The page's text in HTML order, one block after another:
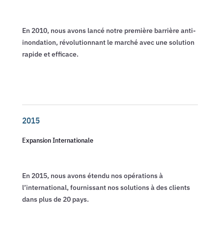
En 2010, nous avons lancé notre première barrière anti-
inondation, révolutionnant le marché avec une solution
rapide et efficace.
2015
Expansion Internationale
En 2015, nous avons étendu nos opérations à
l’international, fournissant nos solutions à des clients
dans plus de 20 pays.